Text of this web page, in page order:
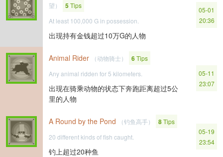
望）
5Tips
At least 100,000 G in possession.
出现持有金钱超过10万G的人物
05-01
20:36
Animal Rider （动物骑士） 6Tips
Any animal ridden for 5 kilometers.
出现在骑乘动物的状态下奔跑距离超过5公
里的人物
05-11
23:07
A Round by the Pond （钓鱼高手） 8Tips
20 different kinds of fish caught.
钓上超过20种鱼
05-19
23:54